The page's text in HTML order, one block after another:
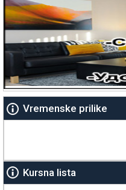
Vremenske prilike
Kursna lista